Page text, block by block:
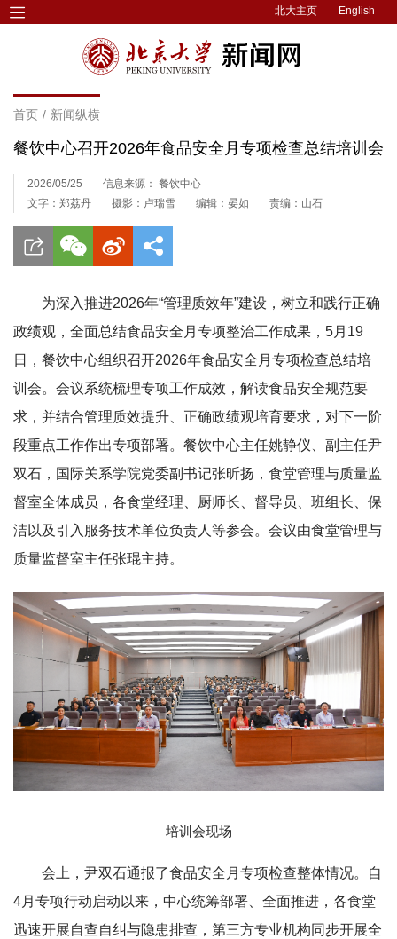
北大主页 English
首页 / 新闻纵横
餐饮中心召开2026年食品安全月专项检查总结培训会
2026/05/25
信息来源： 餐饮中心
文字：郑荔丹
摄影：卢瑞雪 编辑：晏如 责编：山石
为深入推进2026年“管理质效年”建设，树立和践行正确
政绩观，全面总结食品安全月专项整治工作成果，5月19
日，餐饮中心组织召开2026年食品安全月专项检查总结培
训会。会议系统梳理专项工作成效，解读食品安全规范要
求，并结合管理质效提升、正确政绩观培育要求，对下一阶
段重点工作作出专项部署。餐饮中心主任姚静仪、副主任尹
双石，国际关系学院党委副书记张昕扬，食堂管理与质量监
督室全体成员，各食堂经理、厨师长、督导员、班组长、保
洁以及引入服务技术单位负责人等参会。会议由食堂管理与
质量监督室主任张琨主持。
培训会现场
会上，尹双石通报了食品安全月专项检查整体情况。自
4月专项行动启动以来，中心统筹部署、全面推进，各食堂
迅速开展自查自纠与隐患排查，第三方专业机构同步开展全